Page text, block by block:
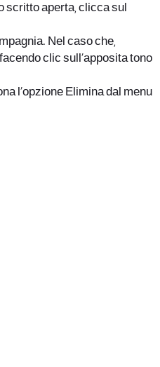
scritto aperta, clicca sul
Nel caso che,
clic sull’apposita tono
l’opzione Elimina dal menu